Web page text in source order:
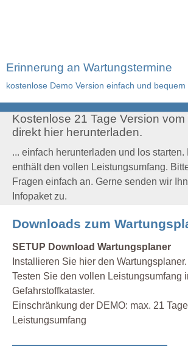
Erinnerung an Wartungstermine
kostenlose Demo Version einfach und bequem
Kostenlose 21 Tage Version
direkt hier herunterladen.
... einfach herunterladen und los starten.
enthält den vollen Leistungsumfang.
Fragen einfach an. Gerne senden wir
Infopaket zu.
Downloads zum
SETUP Download Wartungsplaner
Installieren Sie hier den Wartungsplaner.
Testen Sie den vollen Leistungsumfang
Gefahrstoffkataster.
Einschränkung der DEMO: max. 21
Leistungsumfang